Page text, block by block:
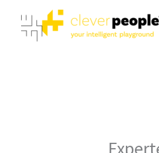
Inhalt
springen